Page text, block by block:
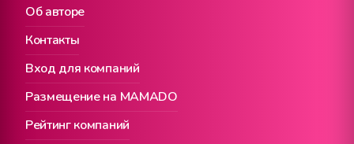
Вход для компаний
Размещение на MAMADO
Об авторе
Рейтинг компаний
Контакты